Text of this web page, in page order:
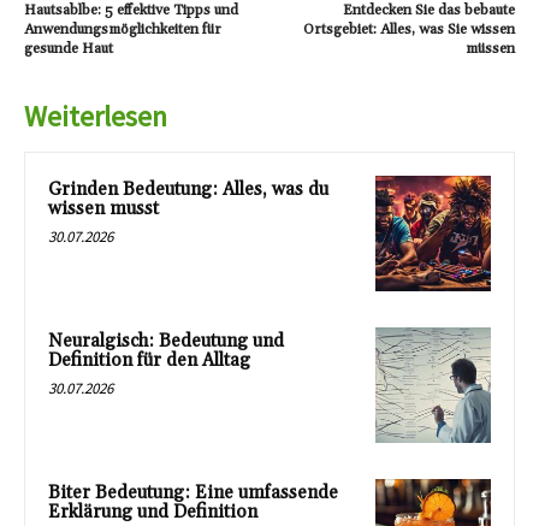
Hautsablbe: 5 effektive Tipps und
Anwendungsmöglichkeiten für
gesunde Haut
Entdecken Sie das bebaute
Ortsgebiet: Alles, was Sie wissen
müssen
Weiterlesen
Grinden Bedeutung: Alles, was du
wissen musst
30.07.2026
Neuralgisch: Bedeutung und
Definition für den Alltag
30.07.2026
Biter Bedeutung: Eine umfassende
Erklärung und Definition